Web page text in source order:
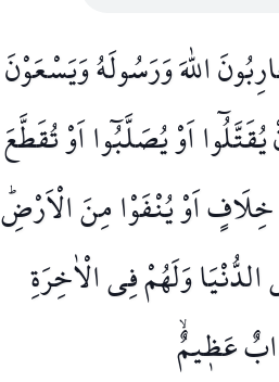
اللّٰهَ وَرَسُولَهُ وَيَسْعَوْنَ
اَوْ يُصَلَّبُٓوا اَوْ تُقَطَّعَ
اَوْ يُنْفَوْا مِنَ الْاَرْضِۜ
وَلَهُمْ فِي الْاٰخِرَةِ
عَظ۪يمٌۙ